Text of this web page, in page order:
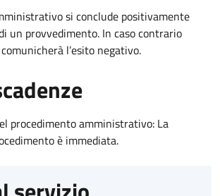
si conclude positivamente
un provvedimento. In caso contrario
l’esito negativo.
procedimento amministrativo: La
è immediata.